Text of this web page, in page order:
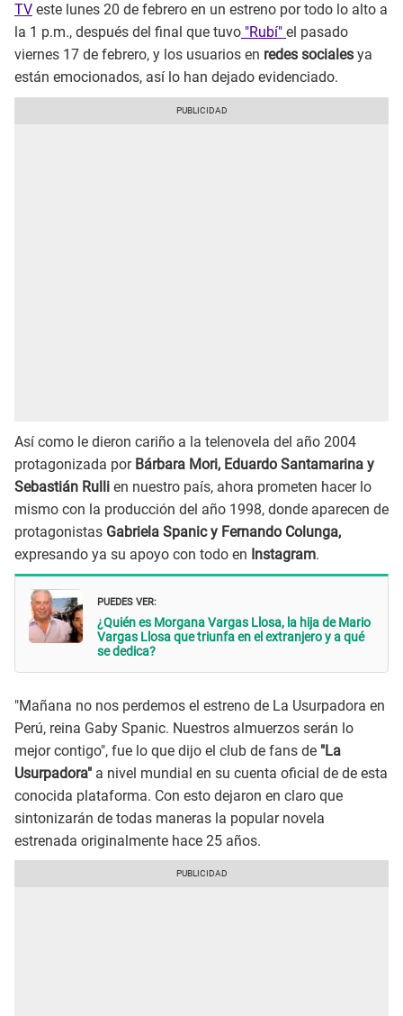
TV este lunes 20 de febrero en un estreno por todo lo alto a
la 1 p.m., después del final que tuvo "Rubí" el pasado
viernes 17 de febrero, y los usuarios en redes sociales ya
están emocionados, así lo han dejado evidenciado.
Así como le dieron cariño a la telenovela del año 2004
protagonizada por Bárbara Mori, Eduardo Santamarina y
Sebastián Rulli en nuestro país, ahora prometen hacer lo
mismo con la producción del año 1998, donde aparecen de
protagonistas Gabriela Spanic y Fernando Colunga,
expresando ya su apoyo con todo en Instagram.
PUEDES VER:
¿Quién es Morgana Vargas Llosa, la hija de Mario
Vargas Llosa que triunfa en el extranjero y a qué
se dedica?
"Mañana no nos perdemos el estreno de La Usurpadora en
Perú, reina Gaby Spanic. Nuestros almuerzos serán lo
mejor contigo", fue lo que dijo el club de fans de "La
Usurpadora" a nivel mundial en su cuenta oficial de de esta
conocida plataforma. Con esto dejaron en claro que
sintonizarán de todas maneras la popular novela
estrenada originalmente hace 25 años.